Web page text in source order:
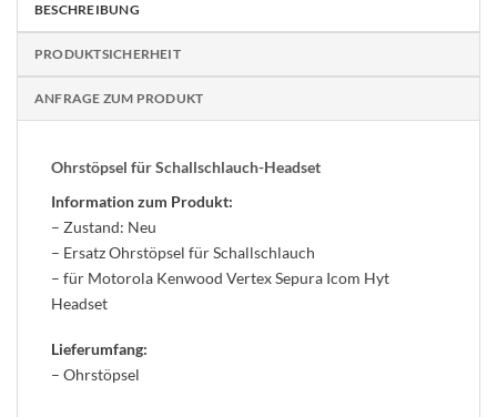
BESCHREIBUNG
PRODUKTSICHERHEIT
ANFRAGE ZUM PRODUKT
Ohrstöpsel für Schallschlauch-Headset
Information zum Produkt:
– Zustand: Neu
– Ersatz Ohrstöpsel für Schallschlauch
– für Motorola Kenwood Vertex Sepura Icom Hyt
Headset
Lieferumfang:
– Ohrstöpsel